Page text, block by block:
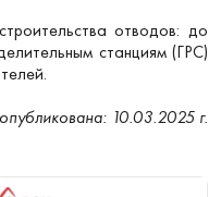
отводов: до
станциям (ГРС)
10.03.2025 г.